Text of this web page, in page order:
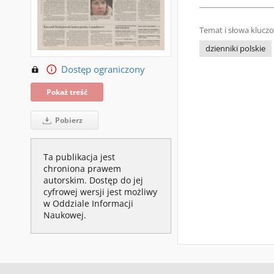
Dostęp ograniczony
Pokaż treść
Pobierz
Ta publikacja jest
chroniona prawem
autorskim. Dostęp do jej
cyfrowej wersji jest możliwy
w Oddziale Informacji
Naukowej.
Temat i słowa
dzienniki polskie